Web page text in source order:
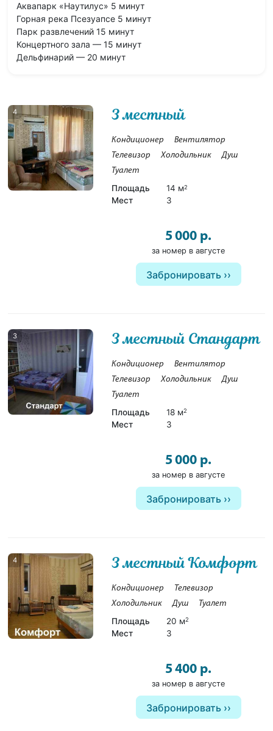
Аквапарк «Наутилус» 5 минут
Горная река Псезуапсе 5 минут
Парк развлечений 15 минут
Концертного зала — 15 минут
Дельфинарий — 20 минут
4 3 местный
Кондиционер
Вентилятор
Телевизор
Холодильник
Душ
Туалет
Площадь 14 м2
Мест 3
5 000 р.
за номер в августе
Забронировать
3 3 местный Стандарт
Кондиционер
Вентилятор
Телевизор
Холодильник
Душ
Туалет
Площадь 18 м2
Мест 3
5 000 р.
за номер в августе
Забронировать
4 3 местный Комфорт
Кондиционер
Телевизор
Холодильник
Душ Туалет
Площадь 20 м2
Мест 3
5 400 р.
за номер в августе
Забронировать